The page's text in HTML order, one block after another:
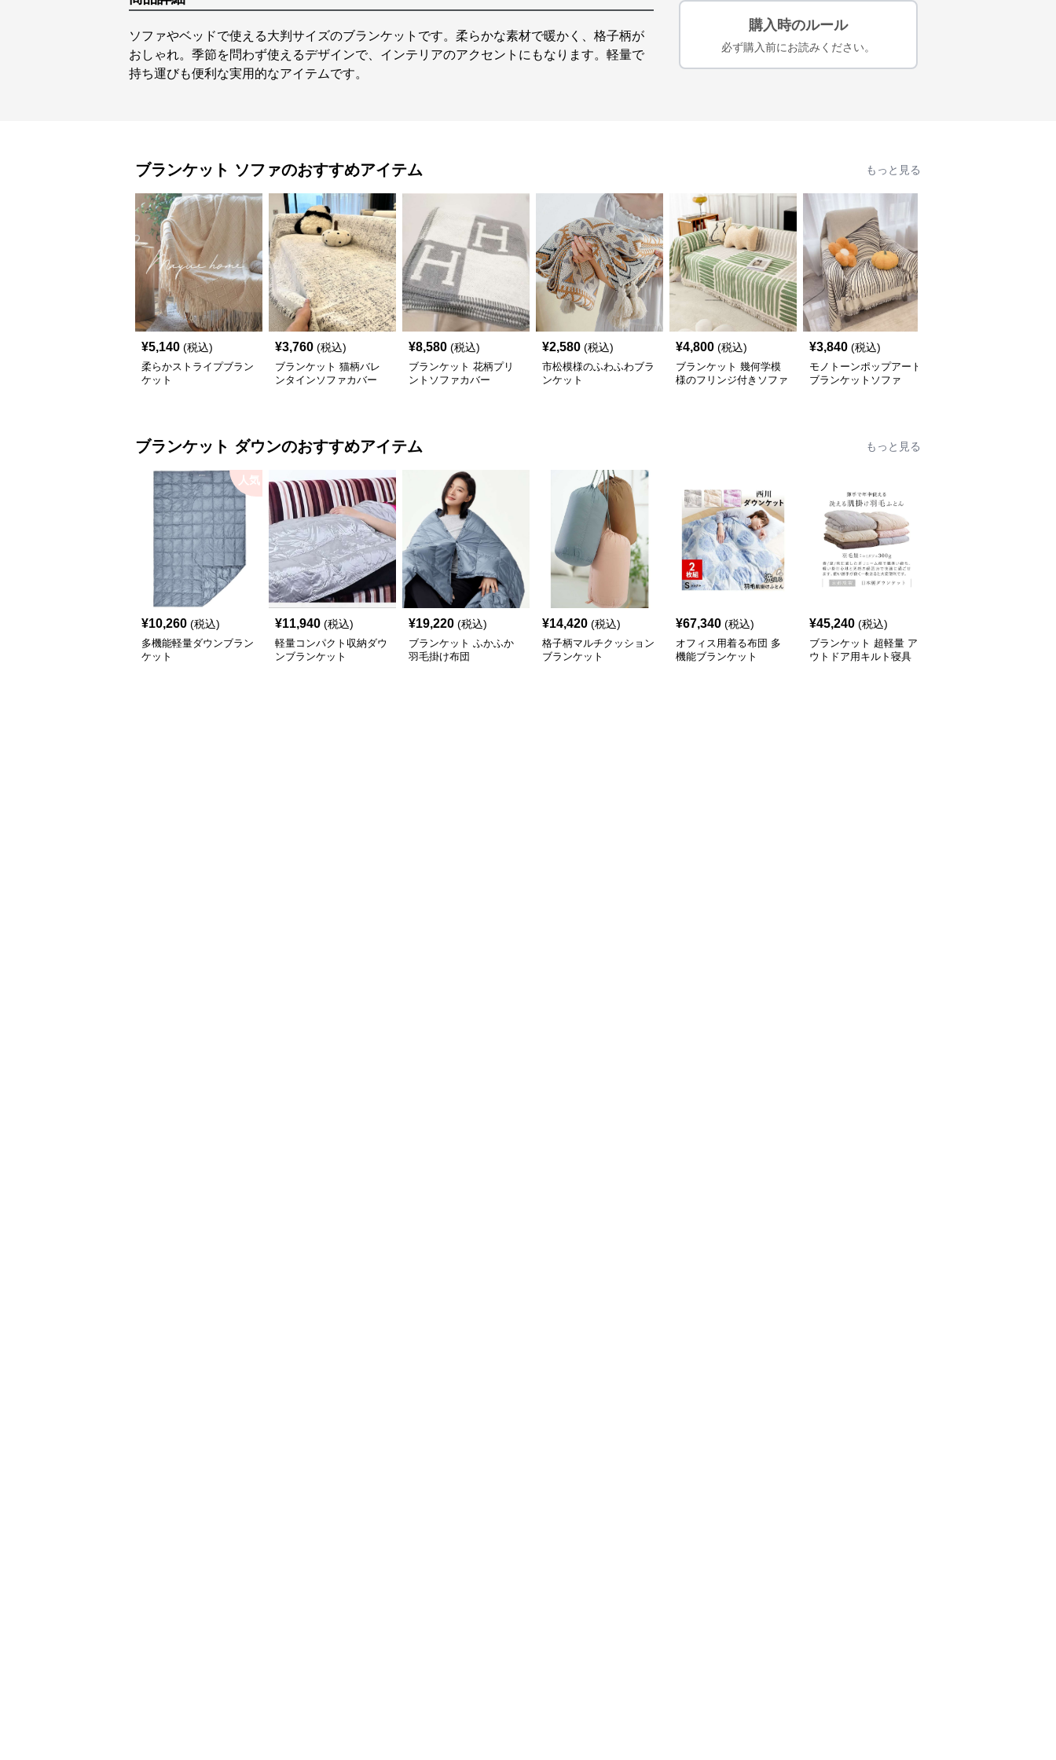
ソファやベッドで使える大判サイズのブランケットです。柔らかな素材で暖かく、格子柄が
おしゃれ。季節を問わず使えるデザインで、インテリアのアクセントにもなります。軽量で
持ち運びも便利な実用的なアイテムです。
購入時のルール
必ず購入前にお読みください。
ブランケット ソファのおすすめアイテム もっと見る
¥5,140 (税込)
柔らかストライプブラン
ケット
¥3,760 (税込)
ブランケット 猫柄バレ
ンタインソファカバー
¥8,580 (税込)
ブランケット 花柄プリ
ントソファカバー
¥2,580 (税込)
市松模様のふわふわブラ
ンケット
¥4,800 (税込)
ブランケット 幾何学模
様のフリンジ付きソファ
¥3,840 (税込)
モノトーンポップアート
ブランケットソファ
ブランケット ダウンのおすすめアイテム もっと見る
人気
¥10,260 (税込)
多機能軽量ダウンブラン
ケット
¥11,940 (税込)
軽量コンパクト収納ダウ
ンブランケット
¥19,220 (税込)
ブランケット ふかふか
羽毛掛け布団
¥14,420 (税込)
格子柄マルチクッション
ブランケット
¥67,340 (税込)
オフィス用着る布団 多
機能ブランケット
¥45,240 (税込)
ブランケット 超軽量 ア
ウトドア用キルト寝具